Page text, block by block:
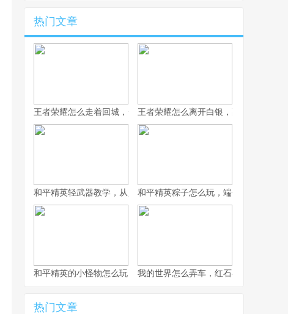
热门文章
王者荣耀怎么走着回城，一场被忽视的战略艺术
王者荣耀怎么离开白银，副标题为突破
和平精英轻武器教学，从入门到精通的实战指南
和平精英粽子怎么玩，端午竞技的战术
和平精英的小怪物怎么玩，战术细节与实战心得我的世界怎么弄车，红石与创造的交响
热门文章